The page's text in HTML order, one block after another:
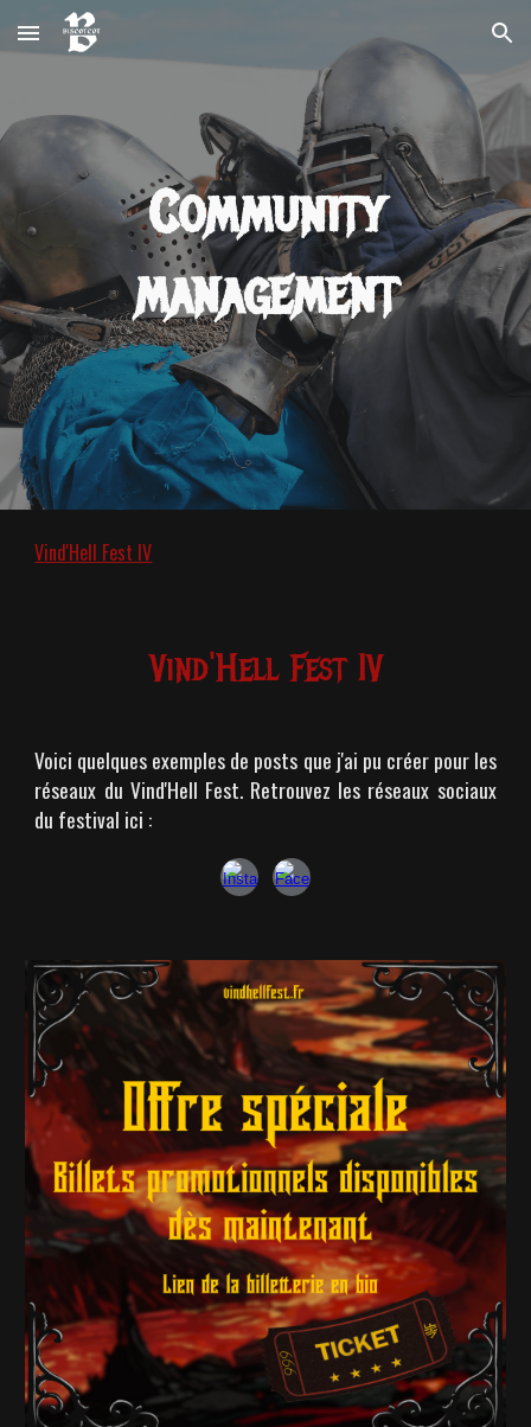
Skip to main content Skip to navigation
Community
management
Vind'Hell Fest IV
Vind'Hell Fest IV
Voici quelques exemples de posts que j'ai pu créer pour les
réseaux du Vind'Hell Fest. Retrouvez les réseaux sociaux
du festival ici :